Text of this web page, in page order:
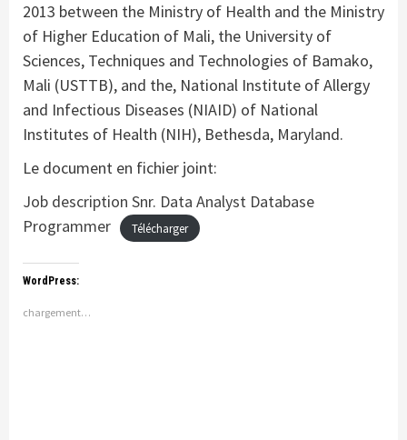
2013 between the Ministry of Health and the Ministry
of Higher Education of Mali, the University of
Sciences, Techniques and Technologies of Bamako,
Mali (USTTB), and the, National Institute of Allergy
and Infectious Diseases (NIAID) of National
Institutes of Health (NIH), Bethesda, Maryland.
Le document en fichier joint:
Job description Snr. Data Analyst Database
Programmer
Télécharger
WordPress:
chargement…